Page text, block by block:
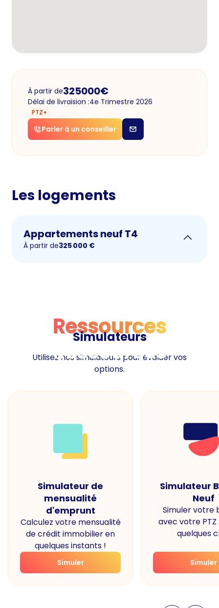
À partir de325000€
Délai de livraision :4e Trimestre 2026
PTZ+
Parler à un conseiller
Les logements
Appartements neuf T4
À partir de325 000 €
Ressources
Ressources
Simulateurs
Utilisez nos simulateurs pour évaluer vos
options.
Simulateur de
mensualité
d'emprunt
Calculez votre mensualité
de crédit immobilier en
quelques instants !
Simuler
Simulateur
Neuf
Simuler votre
avec votre PTZ
quelques
Simuler